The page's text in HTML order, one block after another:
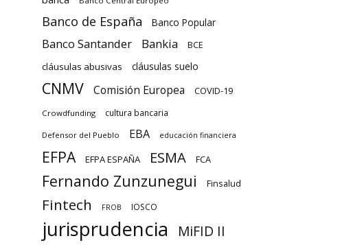
Banco de España Banco Popular
Banco Santander Bankia BCE
cláusulas abusivas cláusulas suelo
CNMV Comisión Europea COVID-19
Crowdfunding cultura bancaria
Defensor del Pueblo EBA educación financiera
EFPA EFPA ESPAÑA ESMA FCA
Fernando Zunzunegui Finsalud
Fintech FROB IOSCO
jurisprudencia MiFID II